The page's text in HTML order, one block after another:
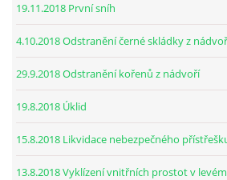
19.11.2018 První sníh
4.10.2018 Odstranění černé skládky z
29.9.2018 Odstranění kořenů z nádvoří
19.8.2018 Úklid
15.8.2018 Likvidace nebezpečného
13.8.2018 Vyklízení vnitřních prostot v